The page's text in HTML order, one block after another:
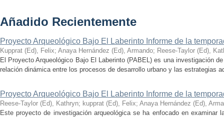
Añadido Recientemente
Proyecto Arqueológico Bajo El Laberinto Informe de la
Kupprat (Ed), Felix; Anaya Hernández (Ed), Armando; Reese-Taylor (Ed),
El Proyecto Arqueológico Bajo El Laberinto (PABEL) es una investigación
relación dinámica entre los procesos de desarrollo urbano y las estrategias
Proyecto Arqueológico Bajo El Laberinto Informe de la
Reese-Taylor (Ed), Kathryn; kupprat (Ed), Felix; Anaya Hernández (Ed),
Este proyecto de investigación arqueológica se ha enfocado en examinar